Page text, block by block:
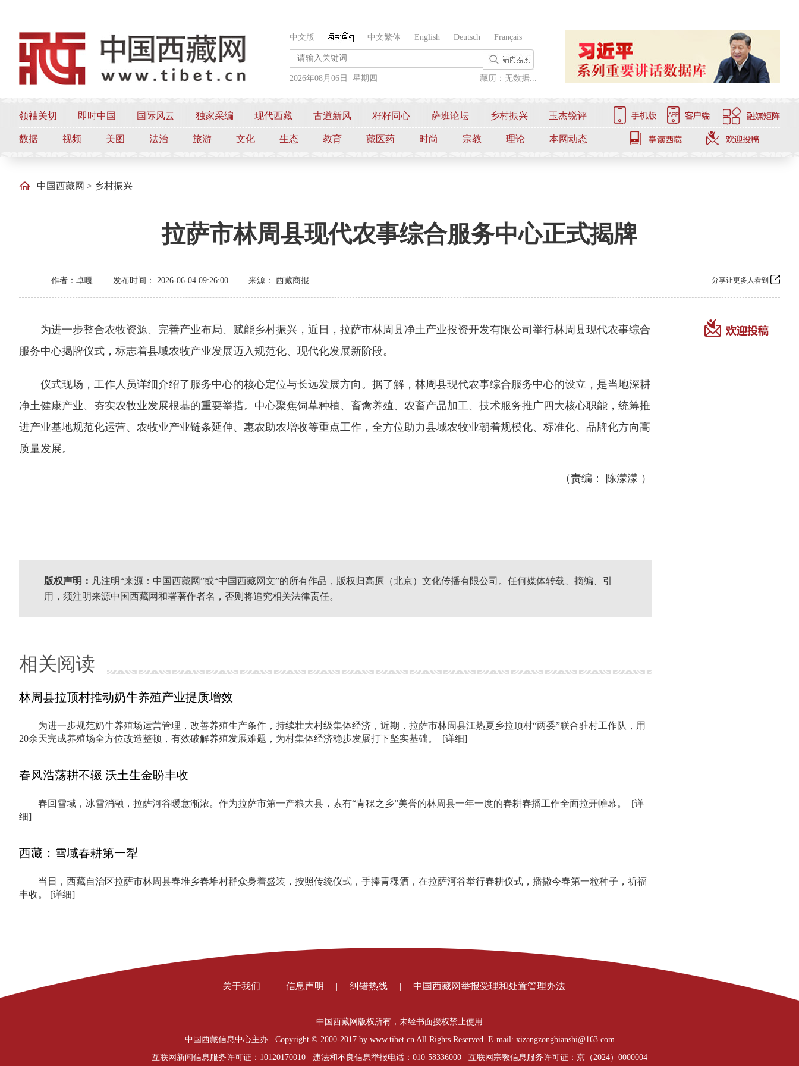
中文版 中文繁体 English Deutsch Français
2026年08月06日 星期四 藏历：无数据...
领袖关切 即时中国 国际风云 独家采编 现代西藏 古道新风 籽籽同心 萨班论坛 乡村振兴 玉杰锐评
数据 视频 美图 法治 旅游 文化 生态 教育 藏医药 时尚 宗教 理论 本网动态
中国西藏网 > 乡村振兴
拉萨市林周县现代农事综合服务中心正式揭牌
作者：卓嘎 发布时间： 2026-06-04 09:26:00 来源： 西藏商报 分享让更多人看到
为进一步整合农牧资源、完善产业布局、赋能乡村振兴，近日，拉萨市林周县净土产业投资开发有限公司举行林周县现代农事综合
服务中心揭牌仪式，标志着县域农牧产业发展迈入规范化、现代化发展新阶段。
仪式现场，工作人员详细介绍了服务中心的核心定位与长远发展方向。据了解，林周县现代农事综合服务中心的设立，是当地深耕
净土健康产业、夯实农牧业发展根基的重要举措。中心聚焦饲草种植、畜禽养殖、农畜产品加工、技术服务推广四大核心职能，统筹推
进产业基地规范化运营、农牧业产业链条延伸、惠农助农增收等重点工作，全方位助力县域农牧业朝着规模化、标准化、品牌化方向高
质量发展。
（责编： 陈濛濛 ）
版权声明： 凡注明“来源：中国西藏网”或“中国西藏网文”的所有作品，版权归高原（北京）文化传播有限公司。任何媒体转载、摘编、引
用，须注明来源中国西藏网和署著作者名，否则将追究相关法律责任。
相关阅读
林周县拉顶村推动奶牛养殖产业提质增效
为进一步规范奶牛养殖场运营管理，改善养殖生产条件，持续壮大村级集体经济，近期，拉萨市林周县江热夏乡拉顶村“两委”联合驻村工作队，用
20余天完成养殖场全方位改造整顿，有效破解养殖发展难题，为村集体经济稳步发展打下坚实基础。 [详细]
春风浩荡耕不辍 沃土生金盼丰收
春回雪域，冰雪消融，拉萨河谷暖意渐浓。作为拉萨市第一产粮大县，素有“青稞之乡”美誉的林周县一年一度的春耕春播工作全面拉开帷幕。 [详
细]
西藏：雪域春耕第一犁
当日，西藏自治区拉萨市林周县春堆乡春堆村群众身着盛装，按照传统仪式，手捧青稞酒，在拉萨河谷举行春耕仪式，播撒今春第一粒种子，祈福
丰收。 [详细]
关于我们 | 信息声明 | 纠错热线 | 中国西藏网举报受理和处置管理办法
中国西藏网版权所有，未经书面授权禁止使用
中国西藏信息中心主办 Copyright © 2000-2017 by www.tibet.cn All Rights Reserved E-mail: xizangzongbianshi@163.com
互联网新闻信息服务许可证：10120170010 违法和不良信息举报电话：010-58336000 互联网宗教信息服务许可证：京（2024）0000004